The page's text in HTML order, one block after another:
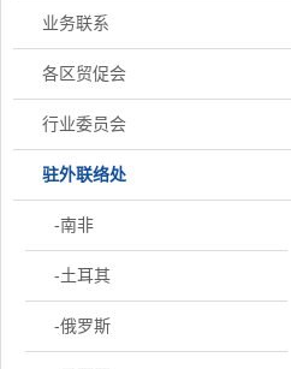
业务联系
各区贸促会
行业委员会
驻外联络处
-南非
-土耳其
-俄罗斯